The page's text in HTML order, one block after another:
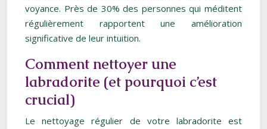
voyance. Près de 30% des personnes qui méditent
régulièrement rapportent une amélioration
significative de leur intuition.
Comment nettoyer une
labradorite (et pourquoi c’est
crucial)
Le nettoyage régulier de votre labradorite est